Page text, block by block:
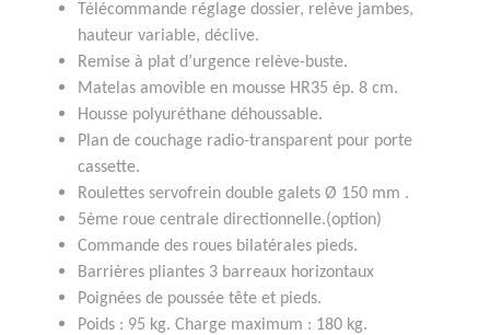
Télécommande réglage dossier, relève jambes,
hauteur variable, déclive.
Remise à plat d’urgence relève-buste.
Matelas amovible en mousse HR35 ép. 8 cm.
Housse polyuréthane déhoussable.
Plan de couchage radio-transparent pour porte
cassette.
Roulettes servofrein double galets Ø 150 mm .
5ème roue centrale directionnelle.(option)
Commande des roues bilatérales pieds.
Barrières pliantes 3 barreaux horizontaux
Poignées de poussée tête et pieds.
Poids : 95 kg. Charge maximum : 180 kg.